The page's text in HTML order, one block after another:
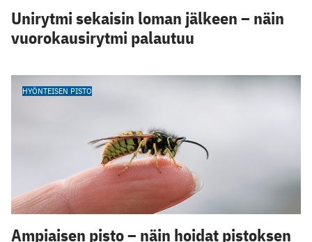
Unirytmi sekaisin loman jälkeen – näin
vuorokausirytmi palautuu
HYÖNTEISEN PISTO
Ampiaisen pisto – näin hoidat pistoksen